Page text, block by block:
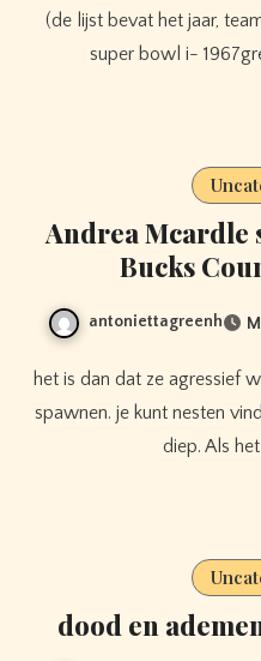
(de lijst bevat het jaar,
super bowl i-
Andrea Mcardle
Bucks
antoniettagreenh
het is dan dat ze agressief worden omdat ze klaar zijn om te
spawnen. je kunt nesten
diep. Als
dood en